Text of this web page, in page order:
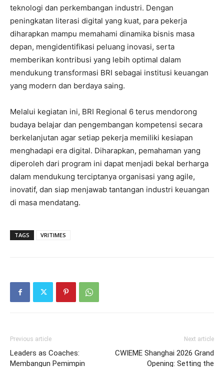
teknologi dan perkembangan industri. Dengan
peningkatan literasi digital yang kuat, para pekerja
diharapkan mampu memahami dinamika bisnis masa
depan, mengidentifikasi peluang inovasi, serta
memberikan kontribusi yang lebih optimal dalam
mendukung transformasi BRI sebagai institusi keuangan
yang modern dan berdaya saing.
Melalui kegiatan ini, BRI Regional 6 terus mendorong
budaya belajar dan pengembangan kompetensi secara
berkelanjutan agar setiap pekerja memiliki kesiapan
menghadapi era digital. Diharapkan, pemahaman yang
diperoleh dari program ini dapat menjadi bekal berharga
dalam mendukung terciptanya organisasi yang agile,
inovatif, dan siap menjawab tantangan industri keuangan
di masa mendatang.
TAGS VRITIMES
Previous article
Leaders as Coaches:
Membangun Pemimpin
Next article
CWIEME Shanghai 2026 Grand
Opening: Setting the